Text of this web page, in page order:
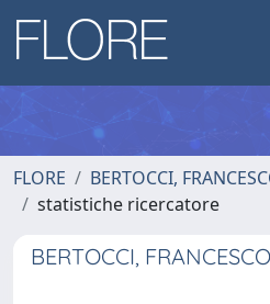
FLORE
BERTOCCI,
statistiche ricercatore
BERTOCCI, FRANCESCO